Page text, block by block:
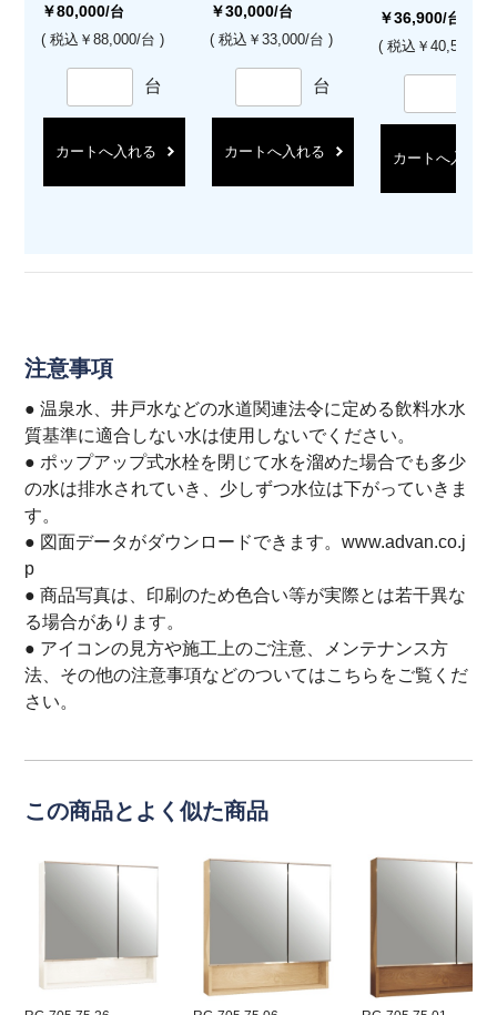
￥80,000/台
( 税込￥88,000/台 )
台
カートへ入れる
￥30,000/台
( 税込￥33,000/台 )
台
カートへ入れる
￥36,900/台
( 税込￥40,590/台
カートへ入れる
注意事項
● 温泉水、井戸水などの水道関連法令に定める飲料水水
質基準に適合しない水は使用しないでください。
● ポップアップ式水栓を閉じて水を溜めた場合でも多少
の水は排水されていき、少しずつ水位は下がっていきま
す。
● 図面データがダウンロードできます。www.advan.co.j
p
● 商品写真は、印刷のため色合い等が実際とは若干異な
る場合があります。
● アイコンの見方や施工上のご注意、メンテナンス方
法、その他の注意事項などのついてはこちらをご覧くだ
さい。
この商品とよく似た商品